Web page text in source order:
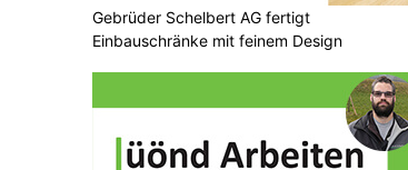
Gebrüder Schelbert AG fertigt
Einbauschränke mit feinem Design